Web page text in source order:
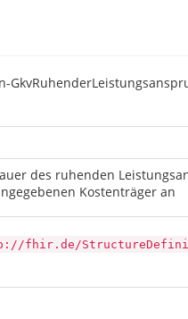
des ruhenden
Kostenträger an
fhir.de/